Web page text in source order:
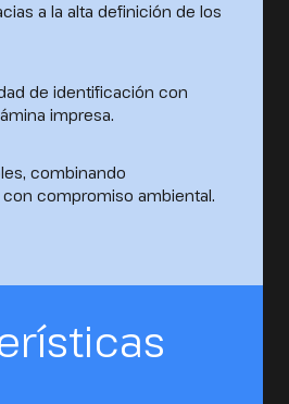
a la alta definición de los
de identificación con
impresa.
combinando
compromiso ambiental.